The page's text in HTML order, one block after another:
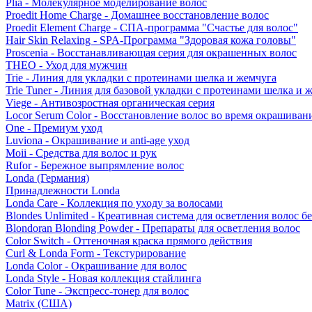
Plia - Молекулярное моделирование волос
Proedit Home Charge - Домашнее восстановление волос
Proedit Element Charge - СПА-программа "Счастье для волос"
Hair Skin Relaxing - SPA-Программа "Здоровая кожа головы"
Proscenia - Восстанавливающая серия для окрашенных волос
THEO - Уход для мужчин
Trie - Линия для укладки с протеинами шелка и жемчуга
Trie Tuner - Линия для базовой укладки с протеинами шелка и
Viege - Антивозростная органическая серия
Locor Serum Color - Восстановление волос во время
One - Премиум уход
Luviona - Окрашивание и anti-age уход
Moii - Средства для волос и рук
Rufor - Бережное выпрямление волос
Londa (Германия)
Принадлежности Londa
Londa Care - Коллекция по уходу за волосами
Blondes Unlimited - Креативная система для осветления волос
Blondoran Blonding Powder - Препараты для осветления волос
Color Switch - Оттеночная краска прямого действия
Curl & Londa Form - Текстурирование
Londa Color - Окрашивание для волос
Londa Style - Новая коллекция стайлинга
Color Tune - Экспресс-тонер для волос
Matrix (США)